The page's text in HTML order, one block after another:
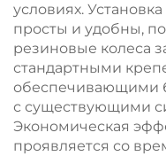
условиях.
просты и удобны,
резиновые колеса
стандартными
обеспечивающими
с существующими
Экономическая
проявляется со